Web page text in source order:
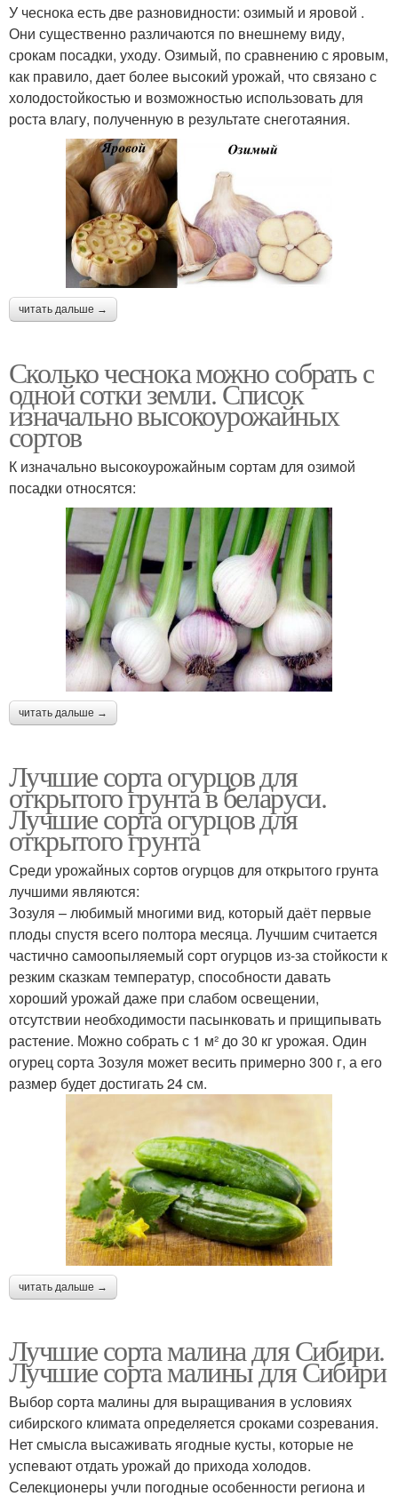
У чеснока есть две разновидности: озимый и яровой .
Они существенно различаются по внешнему виду,
срокам посадки, уходу. Озимый, по сравнению с яровым,
как правило, дает более высокий урожай, что связано с
холодостойкостью и возможностью использовать для
роста влагу, полученную в результате снеготаяния.
читать дальше →
Сколько чеснока можно собрать с
одной сотки земли. Список
изначально высокоурожайных
сортов
К изначально высокоурожайным сортам для озимой
посадки относятся:
читать дальше →
Лучшие сорта огурцов для
открытого грунта в беларуси.
Лучшие сорта огурцов для
открытого грунта
Среди урожайных сортов огурцов для открытого грунта
лучшими являются:
Зозуля – любимый многими вид, который даёт первые
плоды спустя всего полтора месяца. Лучшим считается
частично самоопыляемый сорт огурцов из-за стойкости к
резким сказкам температур, способности давать
хороший урожай даже при слабом освещении,
отсутствии необходимости пасынковать и прищипывать
растение. Можно собрать с 1 м² до 30 кг урожая. Один
огурец сорта Зозуля может весить примерно 300 г, а его
размер будет достигать 24 см.
читать дальше →
Лучшие сорта малина для Сибири.
Лучшие сорта малины для Сибири
Выбор сорта малины для выращивания в условиях
сибирского климата определяется сроками созревания.
Нет смысла высаживать ягодные кусты, которые не
успевают отдать урожай до прихода холодов.
Селекционеры учли погодные особенности региона и